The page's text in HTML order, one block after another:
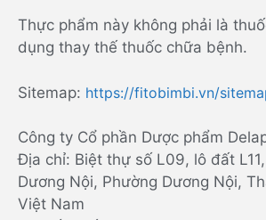
Thực phẩm này không phải là
dụng thay thế thuốc chữa bệnh.
Sitemap: https://fitobimbi.vn/
Công ty Cổ phần Dược phẩm
Địa chỉ: Biệt thự số L09, lô đất
Dương Nội, Phường Dương Nội,
Việt Nam